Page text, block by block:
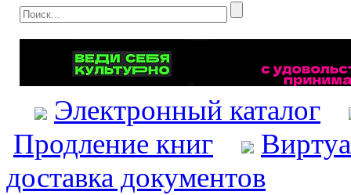
Электронный каталог
Продление книг
доставка документов